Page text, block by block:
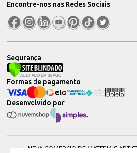
Encontre-nos nas Redes Sociais
Segurança
Desenvolvido por
Formas de pagamento
NEVA COMERCIO DE MATERIAIS